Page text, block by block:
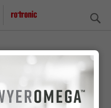
Logiciel
HygroSoft Software